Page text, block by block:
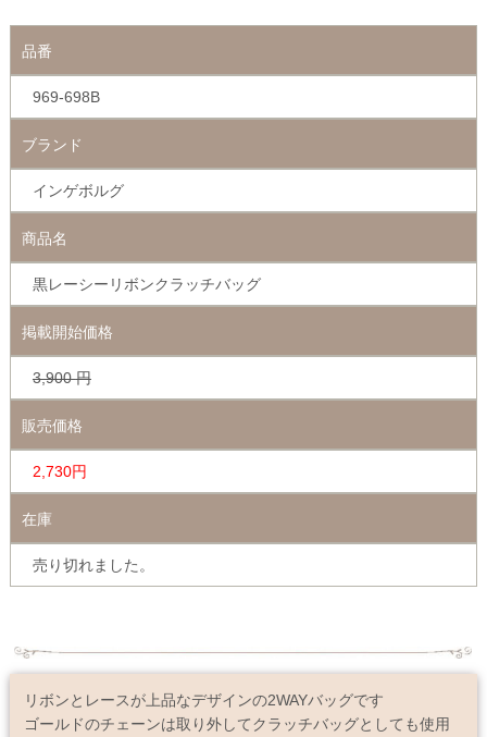
品番
969-698B
ブランド
インゲボルグ
商品名
黒レーシーリボンクラッチバッグ
掲載開始価格
3,900 円
販売価格
2,730円
在庫
売り切れました。
リボンとレースが上品なデザインの2WAYバッグです
ゴールドのチェーンは取り外してクラッチバッグとしても使用